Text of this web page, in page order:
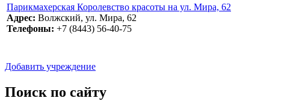
Парикмахерская Королевство красоты на ул. Мира, 62
Адрес: Волжский, ул. Мира, 62
Телефоны: +7 (8443) 56-40-75
Добавить учреждение
Поиск по сайту